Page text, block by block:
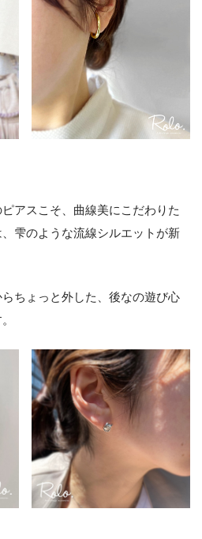
アスこそ、曲線美にこだわりた
雫のような流線シルエットが新
ちょっと外した、後なの遊び心